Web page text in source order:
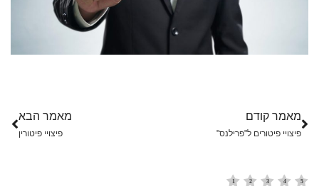
מאמר קודם
פיצויי פיטורים ל"פרילנס"
מאמר הבא
פיצויי פיטורין